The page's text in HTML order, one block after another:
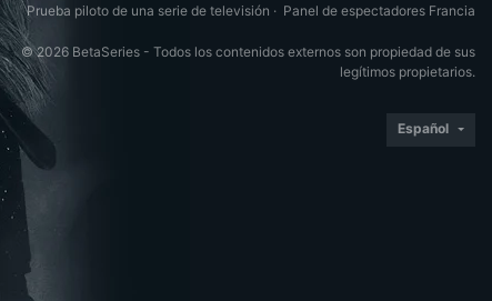
Prueba piloto de una serie de televisión · Panel de espectadores Francia
© 2026 BetaSeries - Todos los contenidos externos son propiedad de sus
legítimos propietarios.
Español